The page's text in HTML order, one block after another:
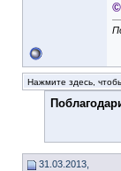
Нажмите здесь,
31.03.2013,